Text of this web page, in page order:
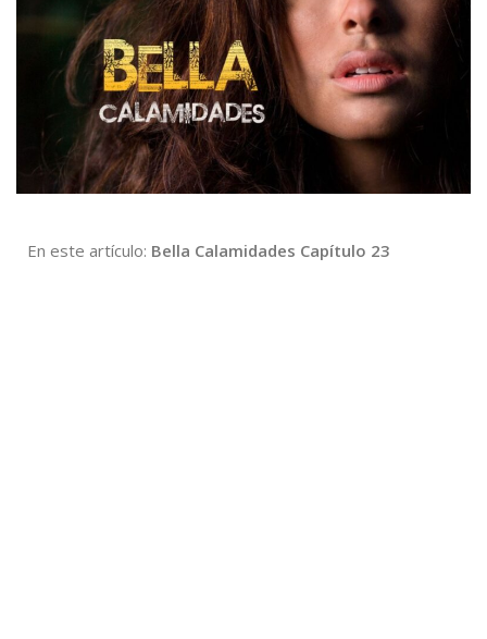
En este artículo: Bella Calamidades Capítulo 23